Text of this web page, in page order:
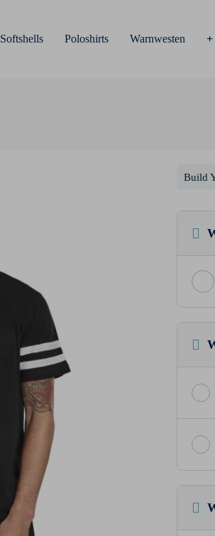
Softshells Poloshirts Warnwesten +
Build